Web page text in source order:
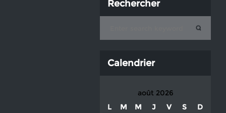
Rechercher
Calendrier
août 2026
L
M M J V S
D